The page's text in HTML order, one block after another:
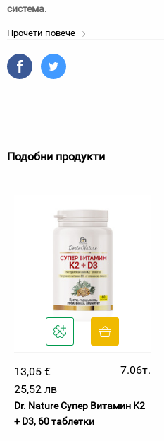
система.
Прочети повече
Подобни продукти
13,05 €
7.06т.
25,52 лв
Dr. Nature Супер Витамин K2
+ D3, 60 таблетки